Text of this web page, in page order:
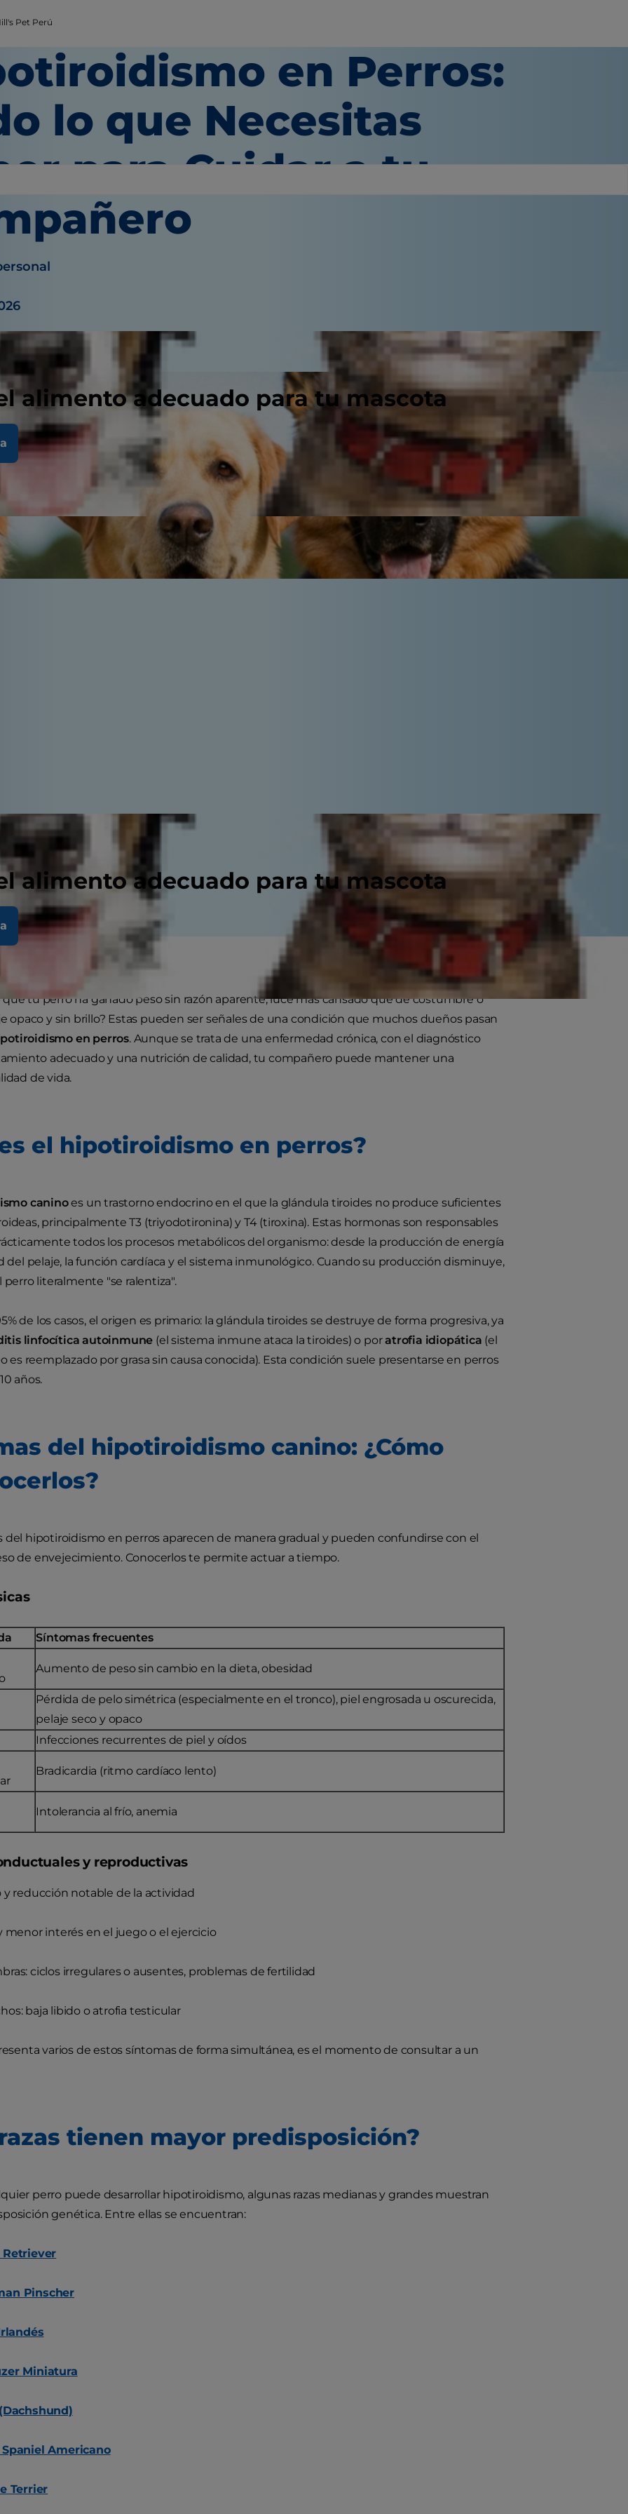
alimento adecuado para tu mascota
alimento adecuado para tu mascota
Pet Perú
en Perros:
lo que Necesitas
para Cuidar a tu
que tu perro ha ganado peso sin razón aparente, luce más cansado que de costumbre o
opaco y sin brillo? Estas pueden ser señales de una condición que muchos dueños pasan
en perros. Aunque se trata de una enfermedad crónica, con el diagnóstico
adecuado y una nutrición de calidad, tu compañero puede mantener una
de vida.
el hipotiroidismo en perros?
caninoes un trastorno endocrino en el que la glándula tiroides no produce suficientes
principalmente T3 (triyodotironina) y T4 (tiroxina). Estas hormonas son responsables
todos los procesos metabólicos del organismo: desde la producción de energía
del pelaje, la función cardíaca y el sistema inmunológico. Cuando su producción disminuye,
perro literalmente "se ralentiza".
de los casos, el origen es primario: la glándula tiroides se destruye de forma progresiva, ya
linfocítica autoinmune (el sistema inmune ataca la tiroides) o poratrofia idiopática (el
es reemplazado por grasa sin causa conocida). Esta condición suele presentarse en perros
años.
del hipotiroidismo canino: ¿Cómo
del hipotiroidismo en perros aparecen de manera gradual y pueden confundirse con el
de envejecimiento. Conocerlos te permite actuar a tiempo.
Síntomas frecuentes
Aumento de peso sin cambio en la dieta, obesidad
Pérdida de pelo simétrica (especialmente en el tronco), piel engrosada u oscurecida,
pelaje seco y opaco
Infecciones recurrentes de piel y oídos
Bradicardia (ritmo cardíaco lento)
Intolerancia al frío, anemia
y reproductivas
y reducción notable de la actividad
menor interés en el juego o el ejercicio
ciclos irregulares o ausentes, problemas de fertilidad
baja libido o atrofia testicular
varios de estos síntomas de forma simultánea, es el momento de consultar a un
tienen mayor predisposición?
perro puede desarrollar hipotiroidismo, algunas razas medianas y grandes muestran
genética. Entre ellas se encuentran:
Retriever
Pinscher
Miniatura
Americano
Terrier